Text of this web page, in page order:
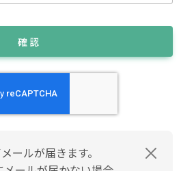
確 認
ールが届きます。